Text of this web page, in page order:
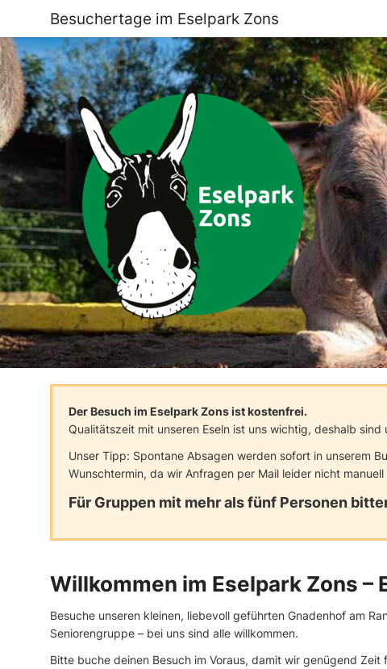
Besuchertage im Eselpark Zons
Der Besuch im Eselpark Zons ist kostenfrei.
Qualitätszeit mit unseren Eseln ist uns wichtig, deshalb
Unser Tipp: Spontane Absagen werden sofort in unserem
Wunschtermin, da wir Anfragen per Mail leider nicht
Für Gruppen mit mehr als fünf Personen
Willkommen im Eselpark Zons –
Besuche unseren kleinen, liebevoll geführten Gnadenhof am
Seniorengruppe – bei uns sind alle willkommen.
Bitte buche deinen Besuch im Voraus, damit wir genügend